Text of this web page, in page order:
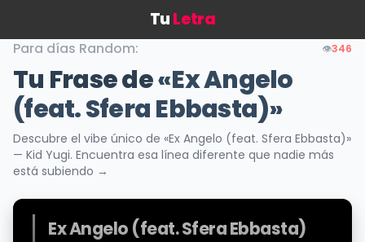
TuLetra
Para días Random: 👁️346
Tu Frase de«Ex Angelo
(feat. Sfera Ebbasta)»
Descubre el vibe único de «Ex Angelo (feat. Sfera Ebbasta)»
— Kid Yugi. Encuentra esa línea diferente que nadie más
está subiendo →
Ex Angelo (feat. Sfera Ebbasta)